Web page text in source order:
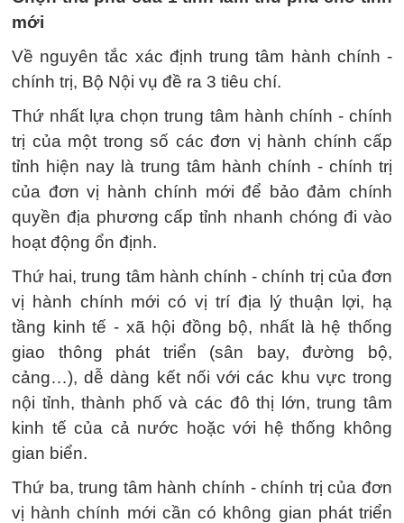
mới
Về nguyên tắc xác định trung tâm hành chính -
chính trị, Bộ Nội vụ đề ra 3 tiêu chí.
Thứ nhất lựa chọn trung tâm hành chính - chính
trị của một trong số các đơn vị hành chính cấp
tỉnh hiện nay là trung tâm hành chính - chính trị
của đơn vị hành chính mới để bảo đảm chính
quyền địa phương cấp tỉnh nhanh chóng đi vào
hoạt động ổn định.
Thứ hai, trung tâm hành chính - chính trị của đơn
vị hành chính mới có vị trí địa lý thuận lợi, hạ
tầng kinh tế - xã hội đồng bộ, nhất là hệ thống
giao thông phát triển (sân bay, đường bộ,
cảng…), dễ dàng kết nối với các khu vực trong
nội tỉnh, thành phố và các đô thị lớn, trung tâm
kinh tế của cả nước hoặc với hệ thống không
gian biển.
Thứ ba, trung tâm hành chính - chính trị của đơn
vị hành chính mới cần có không gian phát triển